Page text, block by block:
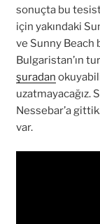
sonuçta bu
için yakındaki
ve Sunny Beach
Bulgaristan’ın
şuradan
uzatmayacağız.
Nessebar’a
var.